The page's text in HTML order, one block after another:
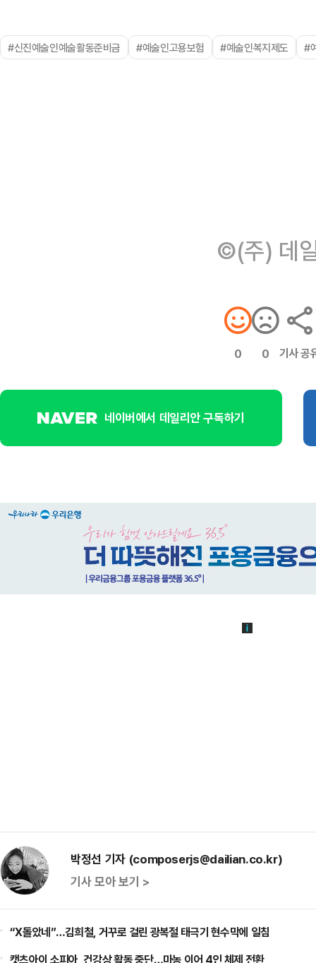
#신진예술인예술활동준비금 #예술인고용보험 #예술인복지제도 #
©(주) 데
0 0 기사 공
네이버에서 데일리안 구독하기
박정선 기자 (composerjs@dailian.co.kr)
기사 모아 보기 >
“X돌았네”…김희철, 거꾸로 걸린 광복절 태극기 현수막에 일침
캣츠아이 소피아, 건강상 활동 중단…마농 이어 4인 체제 전환